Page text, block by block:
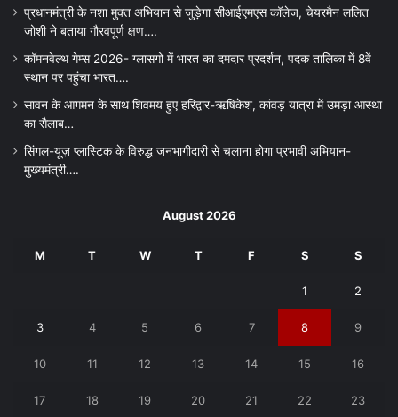
प्रधानमंत्री के नशा मुक्त अभियान से जुड़ेगा सीआईएमएस कॉलेज, चेयरमैन ललित
जोशी ने बताया गौरवपूर्ण क्षण….
कॉमनवेल्थ गेम्स 2026- ग्लासगो में भारत का दमदार प्रदर्शन, पदक तालिका में 8वें
स्थान पर पहुंचा भारत….
सावन के आगमन के साथ शिवमय हुए हरिद्वार-ऋषिकेश, कांवड़ यात्रा में उमड़ा आस्था
का सैलाब…
सिंगल-यूज़ प्लास्टिक के विरुद्ध जनभागीदारी से चलाना होगा प्रभावी अभियान-
मुख्यमंत्री….
August 2026
M T W T F S S
1 2
3 4 5 6 7 8 9
10 11 12 13 14 15 16
17 18 19 20 21 22 23